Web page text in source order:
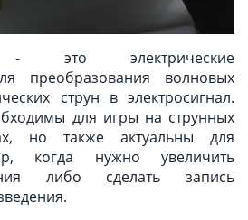
- это электрические
преобразования волновых
струн в электросигнал.
для игры на струнных
но также актуальны для
когда нужно увеличить
либо сделать запись